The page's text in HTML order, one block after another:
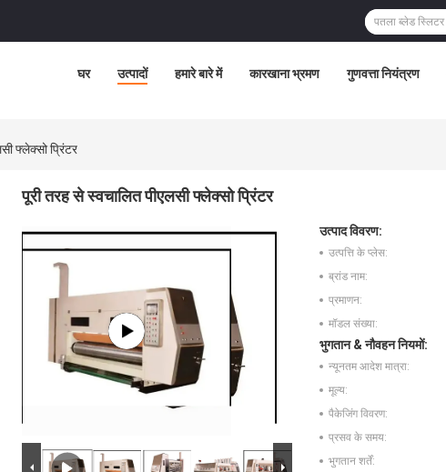
घर उत्पादों हमारे बारे में कारखाना भ्रमण गुणवत्ता नियंत्रण
फ्लेक्सो प्रिंटर
पूरी तरह से स्वचालित पीएलसी फ्लेक्सो प्रिंटर
उत्पाद विवरण:
उत्पत्ति के प्लेस:
ब्रांड नाम:
प्रमाणन:
मॉडल संख्या:
भुगतान & नौवहन नियमों:
न्यूनतम आदेश मात्रा:
मूल्य:
पैकेजिंग विवरण:
प्रसव के समय:
भुगतान शर्तें: